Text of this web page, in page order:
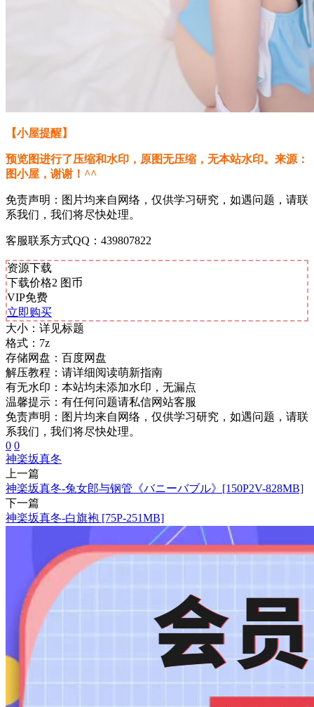
【小屋提醒】
预览图进行了压缩和水印，原图无压缩，无本站水印。来源：
图小屋，谢谢！^^
免责声明：图片均来自网络，仅供学习研究，如遇问题，请联
系我们，我们将尽快处理。
客服联系方式QQ：439807822
资源下载
下载价格2 图币
VIP免费
立即购买
大小： 详见标题
格式： 7z
存储网盘： 百度网盘
解压教程： 请详细阅读萌新指南
有无水印： 本站均未添加水印，无漏点
温馨提示： 有任何问题请私信网站客服
免责声明：图片均来自网络，仅供学习研究，如遇问题，请联
系我们，我们将尽快处理。
0 0
神楽坂真冬
上一篇
神楽坂真冬-兔女郎与钢管《バニーバブル》[150P2V-828MB]
下一篇
神楽坂真冬-白旗袍 [75P-251MB]